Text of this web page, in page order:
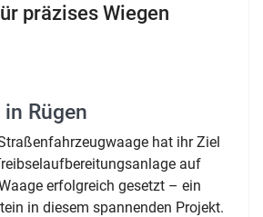
präzises Wiegen
Rügen
hat ihr Ziel
auf
erfolgreich gesetzt – ein
in diesem spannenden Projekt.